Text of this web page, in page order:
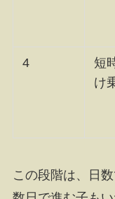
4
短
け
この段階は、日